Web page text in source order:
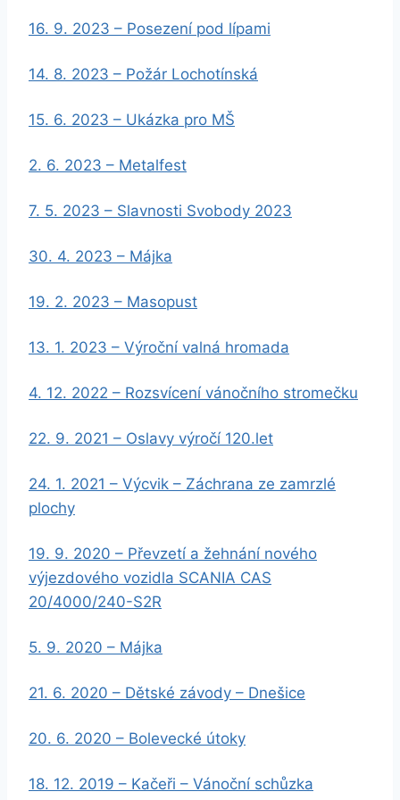
16. 9. 2023 – Posezení pod lípami
14. 8. 2023 – Požár Lochotínská
15. 6. 2023 – Ukázka pro MŠ
2. 6. 2023 – Metalfest
7. 5. 2023 – Slavnosti Svobody 2023
30. 4. 2023 – Májka
19. 2. 2023 – Masopust
13. 1. 2023 – Výroční valná hromada
4. 12. 2022 – Rozsvícení vánočního stromečku
22. 9. 2021 – Oslavy výročí 120.let
24. 1. 2021 – Výcvik – Záchrana ze zamrzlé
plochy
19. 9. 2020 – Převzetí a žehnání nového
výjezdového vozidla SCANIA CAS
20/4000/240-S2R
5. 9. 2020 – Májka
21. 6. 2020 – Dětské závody – Dnešice
20. 6. 2020 – Bolevecké útoky
18. 12. 2019 – Kačeři – Vánoční schůzka